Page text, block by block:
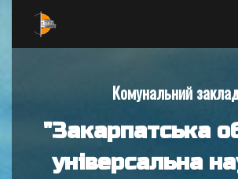
Комунальний
"Закарпатська
універсальна